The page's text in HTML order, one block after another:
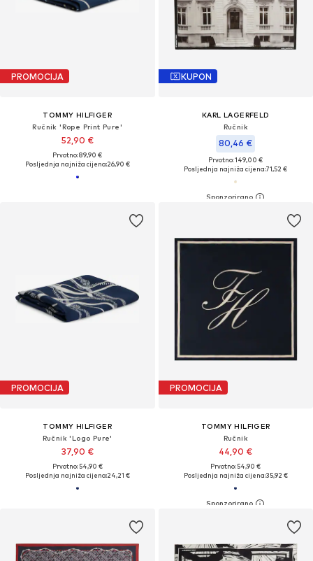
PROMOCIJA
TOMMY HILFIGER
Ručnik 'Rope Print Pure'
52,90 €
Prvotno: 89,90 €
Posljednja najniža cijena:26,90 €
KUPON
KARL LAGERFELD
Ručnik
80,46 €
Prvotno: 149,00 €
Posljednja najniža cijena:71,52 €
PROMOCIJA
TOMMY HILFIGER
Ručnik 'Logo Pure'
37,90 €
Prvotno: 54,90 €
Posljednja najniža cijena:24,21 €
PROMOCIJA
TOMMY HILFIGER
Ručnik
44,90 €
Prvotno: 54,90 €
Posljednja najniža cijena:35,92 €